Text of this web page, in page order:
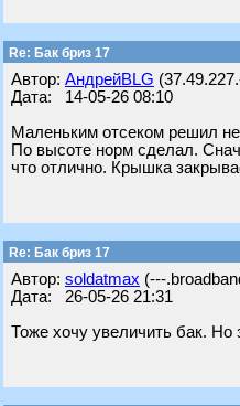
Re: Бак бриз 17
Автор: АндрейBLG
Дата: 14-05-26 08:10
Маленьким отсеком решил
По высоте норм сделал.
что отлично. Крышка
Re: Бак бриз 17
Автор: soldatmax (---
Дата: 26-05-26 21:31
Тоже хочу увеличить бак.